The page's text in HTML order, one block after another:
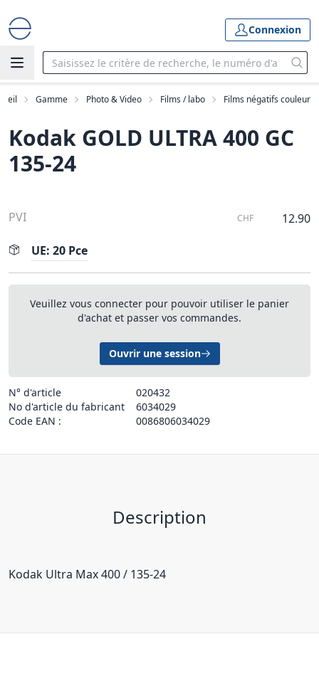
Connexion
Gamme Photo & Video Films / labo Films négatifs couleur
Kodak GOLD ULTRA 400 GC
135-24
PVI CHF 12.90
UE: 20 Pce
Veuillez vous connecter pour pouvoir utiliser le panier
d'achat et passer vos commandes.
Ouvrir une session
N° d'article
020432
No d'article du fabricant
6034029
Code EAN :
0086806034029
Description
Kodak Ultra Max 400 / 135-24